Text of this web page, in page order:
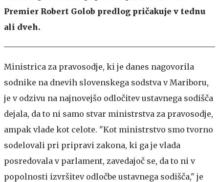
Premier Robert Golob predlog pričakuje v tednu
ali dveh.
Ministrica za pravosodje, ki je danes nagovorila
sodnike na dnevih slovenskega sodstva v Mariboru,
je v odzivu na najnovejšo odločitev ustavnega sodišča
dejala, da to ni samo stvar ministrstva za pravosodje,
ampak vlade kot celote. "Kot ministrstvo smo tvorno
sodelovali pri pripravi zakona, ki ga je vlada
posredovala v parlament, zavedajoč se, da to ni v
popolnosti izvršitev odločbe ustavnega sodišča," je